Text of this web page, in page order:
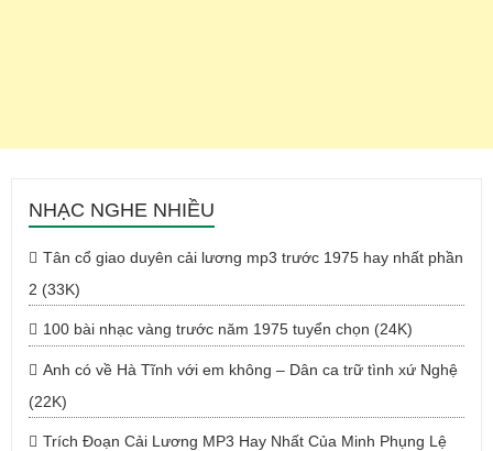
NHẠC NGHE NHIỀU
Tân cổ giao duyên cải lương mp3 trước 1975 hay nhất phần
2 (33K)
100 bài nhạc vàng trước năm 1975 tuyển chọn (24K)
Anh có về Hà Tĩnh với em không – Dân ca trữ tình xứ Nghệ
(22K)
Trích Đoạn Cải Lương MP3 Hay Nhất Của Minh Phụng Lệ